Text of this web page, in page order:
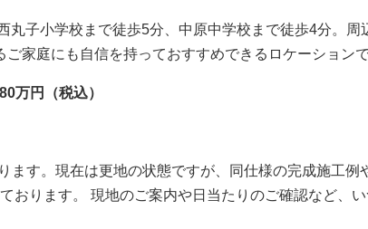
丸子小学校まで徒歩5分、中原中学校まで徒歩4分。周
家庭にも自信を持っておすすめできるロケーションで
万円（税込）
ます。現在は更地の状態ですが、同仕様の完成施工例
おります。 現地のご案内や日当たりのご確認など、